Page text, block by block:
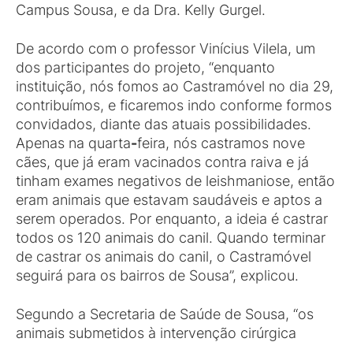
Campus Sousa, e da Dra. Kelly Gurgel.
De acordo com o professor Vinícius Vilela, um
dos participantes do projeto, “enquanto
instituição, nós fomos ao Castramóvel no dia 29,
contribuímos, e ficaremos indo conforme formos
convidados, diante das atuais possibilidades.
Apenas na quarta-feira, nós castramos nove
cães, que já eram vacinados contra raiva e já
tinham exames negativos de leishmaniose, então
eram animais que estavam saudáveis e aptos a
serem operados. Por enquanto, a ideia é castrar
todos os 120 animais do canil. Quando terminar
de castrar os animais do canil, o Castramóvel
seguirá para os bairros de Sousa”, explicou.
Segundo a Secretaria de Saúde de Sousa, “os
animais submetidos à intervenção cirúrgica